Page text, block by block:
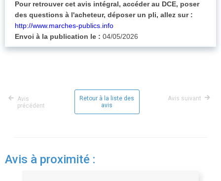
Pour retrouver cet avis intégral, accéder au DCE, poser
des questions à l'acheteur, déposer un pli, allez sur :
http://www.marches-publics.info
Envoi à la publication le : 04/05/2026
Avis
précédent
Retour à la liste des
avis
Avis suivant
Avis à proximité :